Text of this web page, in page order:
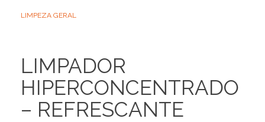
LIMPEZA GERAL
LIMPADOR
HIPERCONCENTRADO
– REFRESCANTE